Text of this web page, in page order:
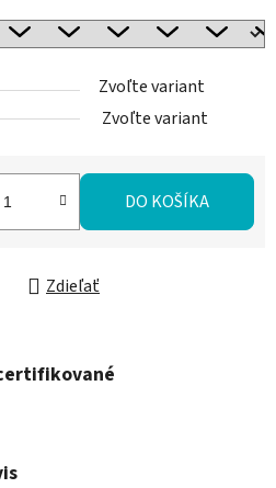
Zvoľte variant
Zvoľte variant
DO KOŠÍKA
Zdieľať